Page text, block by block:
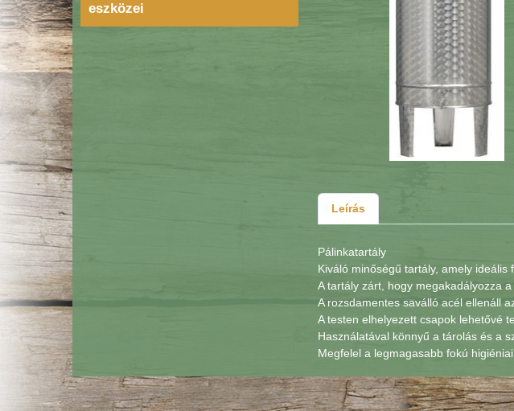
eszközei
Leírás
Pálinkatartály
Kiváló minőségű tartály, amely
A tartály zárt, hogy megakadályozza
A rozsdamentes saválló acél ellenáll
A testen elhelyezett csapok lehetővé
Használatával könnyű a tárolás és a
Megfelel a legmagasabb fokú